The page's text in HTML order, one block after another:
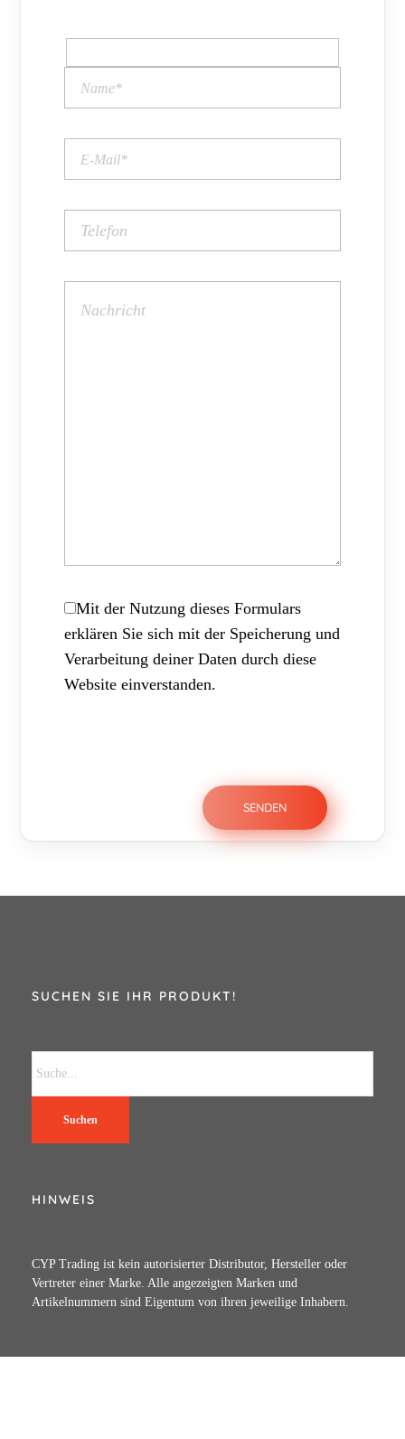
Mit der Nutzung dieses Formulars
erklären Sie sich mit der Speicherung und
Verarbeitung deiner Daten durch diese
Website einverstanden.
SUCHEN SIE IHR PRODUKT!
Suchen
HINWEIS
CYP Trading ist kein autorisierter Distributor, Hersteller oder
Vertreter einer Marke. Alle angezeigten Marken und
Artikelnummern sind Eigentum von ihren jeweilige Inhabern.